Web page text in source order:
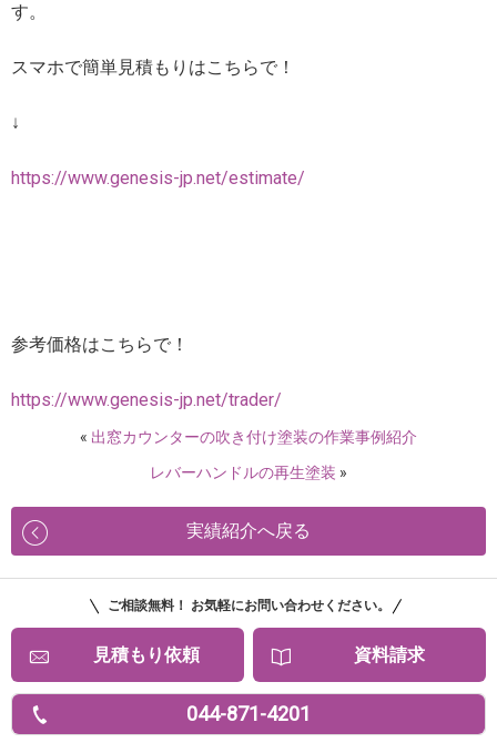
す。
スマホで簡単見積もりはこちらで！
↓
https://www.genesis-jp.net/estimate/
参考価格はこちらで！
https://www.genesis-jp.net/trader/
« 出窓カウンターの吹き付け塗装の作業事例紹介
レバーハンドルの再生塗装 »
実績紹介へ戻る
ご相談無料！ お気軽にお問い合わせください。
見積もり依頼 資料請求
044-871-4201